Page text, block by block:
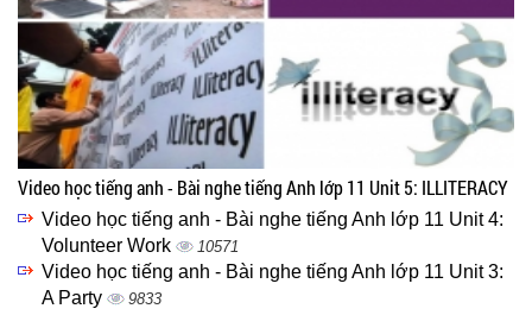
Video học tiếng anh - Bài nghe tiếng Anh lớp 11 Unit 5: ILLITERACY
Video học tiếng anh - Bài nghe tiếng Anh lớp 11 Unit 4:
Volunteer Work
10571
Video học tiếng anh - Bài nghe tiếng Anh lớp 11 Unit 3:
A Party
9833